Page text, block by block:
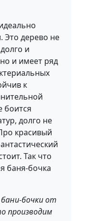
Это дерево не
и
и имеет ряд
к
боится
долго не
красивый
Так что
баня-бочка
бочки от
производим